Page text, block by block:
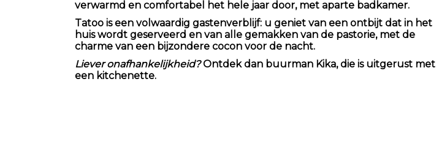
verwarmd en comfortabel het hele jaar door, met aparte badkamer.
Tatoo is een volwaardig gastenverblijf: u geniet van een ontbijt dat in het
huis wordt geserveerd en van alle gemakken van de pastorie, met de
charme van een bijzondere cocon voor de nacht.
Liever onafhankelijkheid? Ontdek dan buurman Kika, die is uitgerust met
een kitchenette.